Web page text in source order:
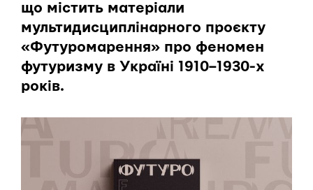
що містить матеріали
мультидисциплінарного проєкту
«Футуромарення» про феномен
футуризму в Україні 1910–1930-х
років.